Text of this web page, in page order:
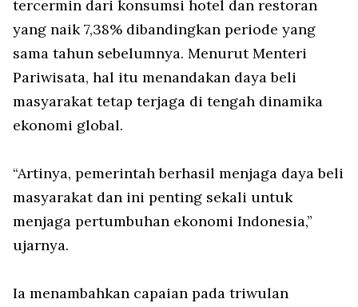
tercermin dari konsumsi hotel dan restoran
yang naik 7,38% dibandingkan periode yang
sama tahun sebelumnya. Menurut Menteri
Pariwisata, hal itu menandakan daya beli
masyarakat tetap terjaga di tengah dinamika
ekonomi global.
“Artinya, pemerintah berhasil menjaga daya beli
masyarakat dan ini penting sekali untuk
menjaga pertumbuhan ekonomi Indonesia,”
ujarnya.
Ia menambahkan capaian pada triwulan